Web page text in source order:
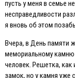
пусть у меня в семье
несправедливости
я вновь об этом
Вчера, в День памяти
мемориальному камню
человек. Решетка, как
замок, но у камня уже